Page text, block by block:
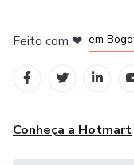
Feito com ❤ em
Conheça a Hotmart